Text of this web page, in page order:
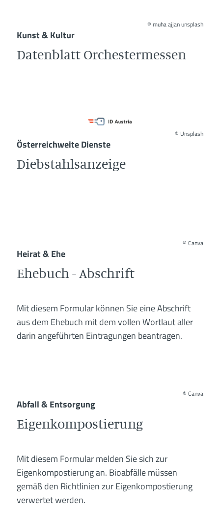
©muha ajjan unsplash
Kunst & Kultur
Datenblatt Orchestermessen
© Unsplash
Österreichweite Dienste
Diebstahlsanzeige
©Canva
Heirat & Ehe
Ehebuch - Abschrift
Mit diesem Formular können Sie eine Abschrift
aus dem Ehebuch mit dem vollen Wortlaut aller
darin angeführten Eintragungen beantragen.
©Canva
Abfall & Entsorgung
Eigenkompostierung
Mit diesem Formular melden Sie sich zur
Eigenkompostierung an. Bioabfälle müssen
gemäß den Richtlinien zur Eigenkompostierung
verwertet werden.